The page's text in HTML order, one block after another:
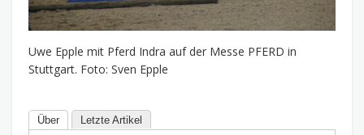
Uwe Epple mit Pferd Indra auf der Messe PFERD in
Stuttgart. Foto: Sven Epple
Über Letzte Artikel